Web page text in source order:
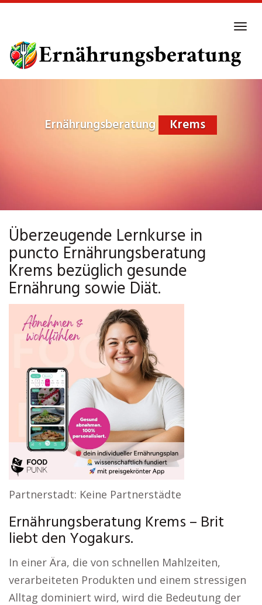
main
content
Ernährungsberatung Krems
Überzeugende Lernkurse in
puncto Ernährungsberatung
Krems bezüglich gesunde
Ernährung sowie Diät.
Partnerstadt: Keine Partnerstädte
Ernährungsberatung Krems – Brit
liebt den Yogakurs.
In einer Ära, die von schnellen Mahlzeiten,
verarbeiteten Produkten und einem stressigen
Alltag dominiert wird, wird die Bedeutung der